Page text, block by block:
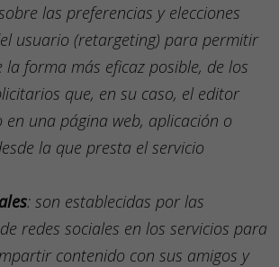
las preferencias y elecciones
usuario (retargeting) para permitir
la forma más eficaz posible, de los
que, en su caso, el editor
en una página web, aplicación o
la que presta el servicio
: son establecidas por las
redes sociales en los servicios para
contenido con sus amigos y